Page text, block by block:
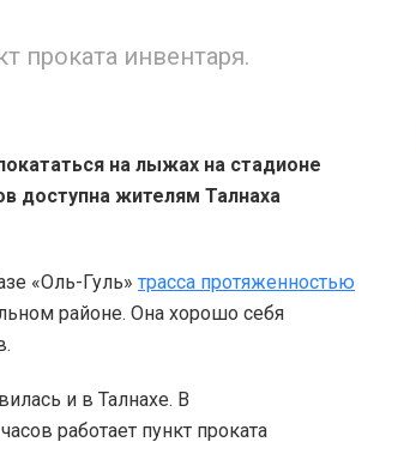
проката инвентаря.
на лыжах на стадионе
доступна жителям Талнаха
«Оль-Гуль» трасса протяженностью
районе. Она хорошо себя
и в Талнахе. В
работает пункт проката